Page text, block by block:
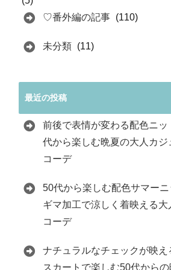
♡番外編の記事 (110)
未分類 (11)
最近の投稿
前後で表情が変わる配色ニッ
代から楽しむ晩夏の大人カジ
コーデ
50代から楽しむ配色サマーニ
ギマ加工で涼しく着映える大
コーデ
ナチュラルなチェックが映え
スカートで楽しむ50代から